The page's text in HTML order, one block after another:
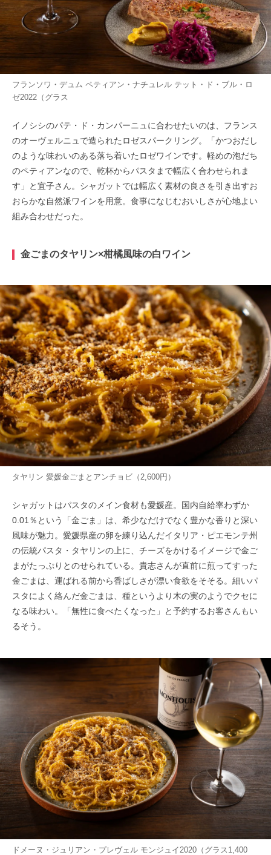
フランソワ・デュム ペティアン・ナチュレル テット・ド・ブル・ロ
ゼ2022（グラス
イノシシのパテ・ド・カンパーニュに合わせたいのは、フランス
のオーヴェルニュで造られたロゼスパークリング。「かつおだし
のような味わいのある落ち着いたロゼワインです。軽めの泡だち
のペティアンなので、乾杯からパスタまで幅広く合わせられま
す」と宜子さん。シャガットでは幅広く素材の良さを引き出すお
おらかな自然派ワインを用意。食事になじむおいしさが心地よい
組み合わせだった。
金ごまのタヤリン×柑橘風味の白ワイン
タヤリン 愛媛金ごまとアンチョビ（2,600円）
シャガットはパスタのメイン食材も愛媛産。国内自給率わずか
0.01％という「金ごま」は、希少なだけでなく豊かな香りと深い
風味が魅力。愛媛県産の卵を練り込んだイタリア・ピエモンテ州
の伝統パスタ・タヤリンの上に、チーズをかけるイメージで金ご
まがたっぷりとのせられている。貴志さんが直前に煎ってすった
金ごまは、運ばれる前から香ばしさが漂い食欲をそそる。細いパ
スタによく絡んだ金ごまは、種というより木の実のようでクセに
なる味わい。「無性に食べたくなった」と予約するお客さんもい
るそう。
ドメーヌ・ジュリアン・プレヴェル モンジュイ2020（グラス1,400